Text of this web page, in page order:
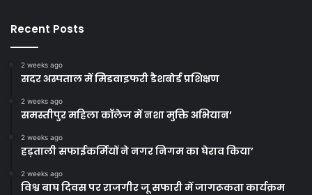
Recent Posts
2 weeks ago
सदर अस्पताल में मिडवाइफरी डैशबोर्ड प्रशिक्षण
2 weeks ago
समस्तीपुर महिला कॉलेज में नशा मुक्ति अभियान’
2 weeks ago
हड़ताली सफाईकर्मियों ने नगर निगम का घेराव किया’
2 weeks ago
विश्व बाघ दिवस पर राजगीर जू सफारी में जागरूकता कार्यक्रम